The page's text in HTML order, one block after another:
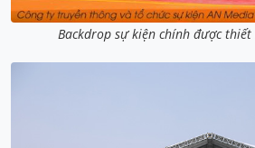
Backdrop sự kiện chính được thiết